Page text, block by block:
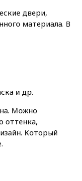
двери,
материала. В
и др.
Можно
оттенка,
Который